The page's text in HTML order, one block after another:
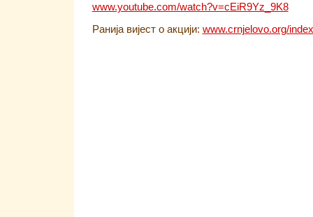
www.youtube.com/watch?v=cEiR9Yz_9K8
Ранија вијест о акцији: www.crnjelovo.org/